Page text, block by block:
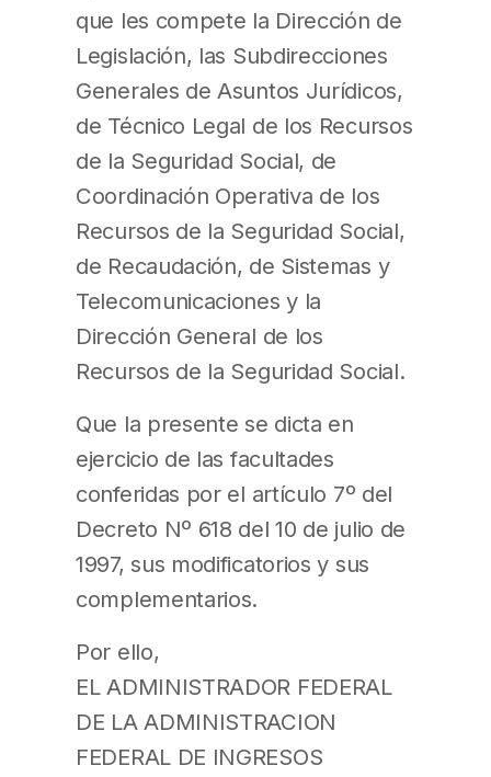
que les compete la Dirección de
Legislación, las Subdirecciones
Generales de Asuntos Jurídicos,
de Técnico Legal de los Recursos
de la Seguridad Social, de
Coordinación Operativa de los
Recursos de la Seguridad Social,
de Recaudación, de Sistemas y
Telecomunicaciones y la
Dirección General de los
Recursos de la Seguridad Social.
Que la presente se dicta en
ejercicio de las facultades
conferidas por el artículo 7º del
Decreto Nº 618 del 10 de julio de
1997, sus modificatorios y sus
complementarios.
Por ello,
EL ADMINISTRADOR FEDERAL
DE LA ADMINISTRACION
FEDERAL DE INGRESOS